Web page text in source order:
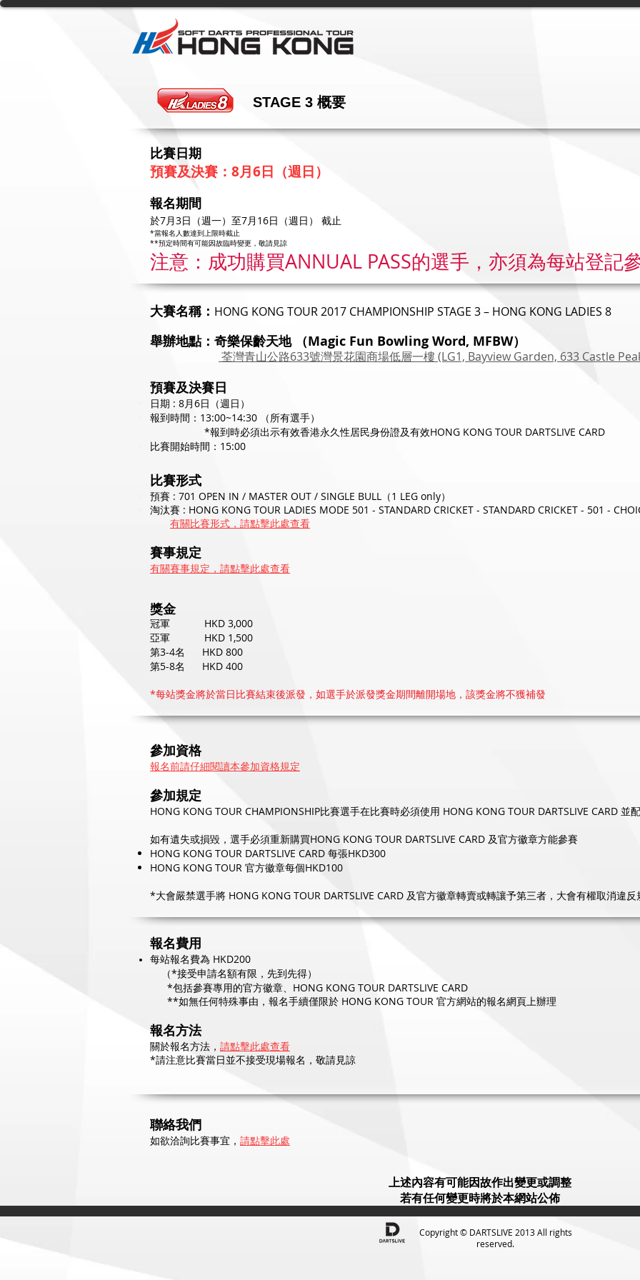
STAGE 3 概要
比賽日期
預賽及決賽：8月6日（週日）
報名期間
於7月3日（週一）至7月16日（週日） 截止
*當報名人數達到上限時截止
**預定時間有可能因故臨時變更，敬請見諒
注意：成功購買ANNUAL PASS的選手，亦須為每站登記
大賽名稱： HONG KONG TOUR 2017 CHAMPIONSHIP STAGE 3 – HONG KONG LADIES 8
舉辦地點：奇樂保齡天地 （Magic Fun Bowling Word, MFBW）
荃灣青山公路633號灣景花園商場低層一樓 (LG1, Bayview Garden, 633 Castle
預賽及決賽日
日期 : 8月6日（週日）
報到時間：13:00~14:30 （所有選手）
*報到時必須出示有效香港永久性居民身份證及有效HONG KONG TOUR DARTSLIVE CARD
比賽開始時間：15:00
比賽形式
預賽 : 701 OPEN IN / MASTER OUT / SINGLE BULL（1 LEG only）
淘汰賽 : HONG KONG TOUR LADIES MODE 501 - STANDARD CRICKET - STANDARD CRICKET - 501 -
有關比賽形式，請點擊此處查看
賽事規定
有關賽事規定，請點擊此處查看
獎金
冠軍 HKD 3,000
亞軍 HKD 1,500
第3-4名 HKD 800
第5-8名 HKD 400
*每站獎金將於當日比賽結束後派發，如選手於派發獎金期間離開場地，該獎金將不獲補發
參加資格
報名前請仔細閱讀本參加資格規定
參加規定
HONG KONG TOUR CHAMPIONSHIP比賽選手在比賽時必須使用 HONG KONG TOUR DARTSLIVE CARD 並
如有遺失或損毀，選手必須重新購買HONG KONG TOUR DARTSLIVE CARD 及官方徽章方能參賽
HONG KONG TOUR DARTSLIVE CARD 每張HKD300
HONG KONG TOUR 官方徽章每個HKD100
*大會嚴禁選手將 HONG KONG TOUR DARTSLIVE CARD 及官方徽章轉賣或轉讓予第三者，大會有權取消違
報名費用
每站報名費為 HKD200
（*接受申請名額有限，先到先得）
*包括參賽專用的官方徽章、HONG KONG TOUR DARTSLIVE CARD
**如無任何特殊事由，報名手續僅限於 HONG KONG TOUR 官方網站的報名網頁上辦理
報名方法
關於報名方法， 請點擊此處查看
*請注意比賽當日並不接受現場報名，敬請見諒
聯絡我們
如欲洽詢比賽事宜， 請點擊此處
上述內容有可能因故作出變更或調整
若有任何變更時將於本網站公佈
Copyright © DARTSLIVE 2013 All rights
reserved.